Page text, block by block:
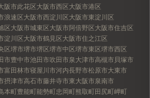
阪市此花区大阪市西区大阪市港区
浪速区大阪市西淀川区大阪市東淀川区
区大阪市城東区大阪市阿倍野区大阪市住吉区
淀川区大阪市鶴見区大阪市住之江区
区堺市堺市堺区堺市中区堺市東区堺市西区
市豊中市池田市吹田市泉大津市高槻市 貝塚市
富田林市寝屋川市河内長野市松原市大東市
摂津市高石市藤井寺市東大阪市泉南市
本町豊能町能勢町忠岡町熊取町田尻町岬町